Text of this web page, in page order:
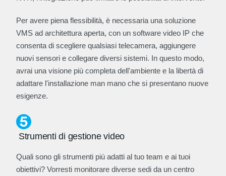
Per avere piena flessibilità, è necessaria una soluzione
VMS ad architettura aperta, con un software video IP che
consenta di scegliere qualsiasi telecamera, aggiungere
nuovi sensori e collegare diversi sistemi. In questo modo,
avrai una visione più completa dell'ambiente e la libertà di
adattare l'installazione man mano che si presentano nuove
esigenze.
Strumenti di gestione video
Quali sono gli strumenti più adatti al tuo team e ai tuoi
obiettivi? Vorresti monitorare diverse sedi da un centro